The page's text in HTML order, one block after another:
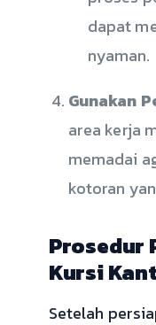
dapat
nyaman.
Gunakan
area kerja
memadai
kotoran
Prosedur
Kursi
Setelah